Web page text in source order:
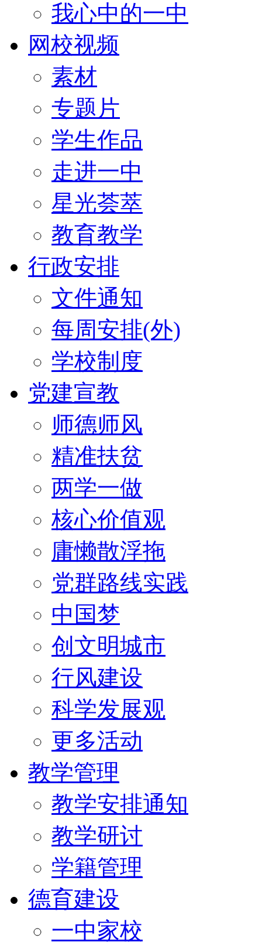
我心中的一中
网校视频
素材
专题片
学生作品
走进一中
星光荟萃
教育教学
行政安排
文件通知
每周安排(外)
学校制度
党建宣教
师德师风
精准扶贫
两学一做
核心价值观
庸懒散浮拖
党群路线实践
中国梦
创文明城市
行风建设
科学发展观
更多活动
教学管理
教学安排通知
教学研讨
学籍管理
德育建设
一中家校